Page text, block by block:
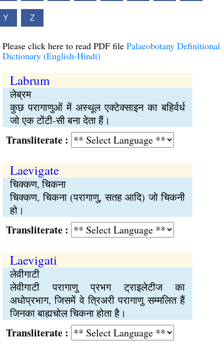
Y Z
Please click here to read PDF file Palaeobotany Definitional
Dictionary (English-Hindi)
Labrum
लेब्रम
कुछ परागाणुओं में अस्थूल एक्टेक्साइन का बहिर्वर्ध
जो एक टोंटी-सी बना देता हैं।
:
Laevigate
चिक्कण, चिकना
चिक्कण, चिकना (परागाणु, सतह आदि) जो चिकनी
हो।
:
Laevigati
लेवीगाटी
लेवीगाटी परागाणु प्रभग ट्राइलेटीज का
अधोप्रभाग, जिसमें वे त्रिअरी परागाणु सम्मलित हैं
जिनका बाह्यचोल चिकना होता है।
: